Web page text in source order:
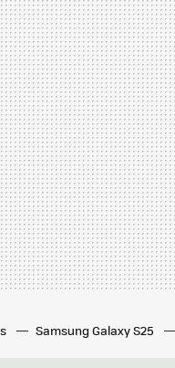
Samsung Galaxy S25